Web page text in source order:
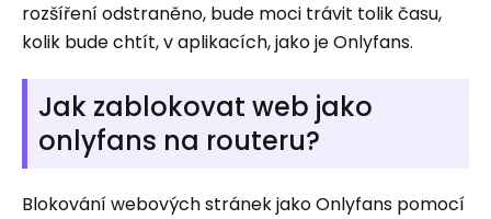
rozšíření odstraněno, bude moci trávit tolik času,
kolik bude chtít, v aplikacích, jako je Onlyfans.
Jak zablokovat web jako
onlyfans na routeru?
Blokování webových stránek jako Onlyfans pomocí